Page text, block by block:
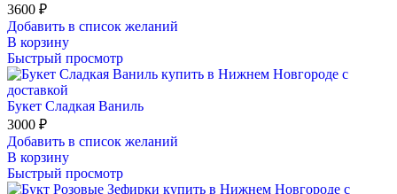
3600 ₽
Добавить в список желаний
В корзину
Быстрый просмотр
Букет Сладкая Ваниль
3000 ₽
Добавить в список желаний
В корзину
Быстрый просмотр